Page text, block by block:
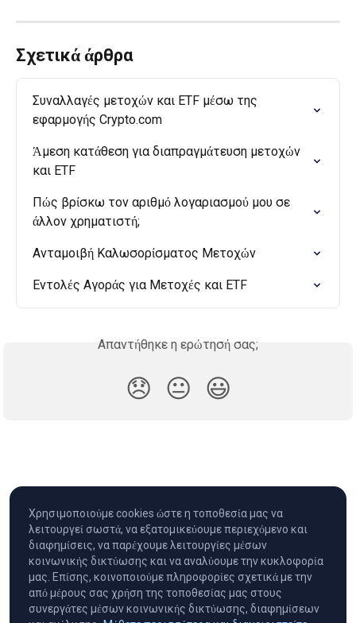
Σχετικά άρθρα
Συναλλαγές μετοχών και ETF μέσω της
εφαρμογής Crypto.com
Άμεση κατάθεση για διαπραγμάτευση μετοχών
και ETF
Πώς βρίσκω τον αριθμό λογαριασμού μου σε
άλλον χρηματιστή;
Ανταμοιβή Καλωσορίσματος Μετοχών
Εντολές Αγοράς για Μετοχές και ETF
Απαντήθηκε η ερώτησή σας;
😞 😐 😃
Χρησιμοποιούμε cookies ώστε η τοποθεσία μας να
λειτουργεί σωστά, να εξατομικεύουμε περιεχόμενο και
διαφημίσεις, να παρέχουμε λειτουργίες μέσων
κοινωνικής δικτύωσης και να αναλύουμε την κυκλοφορία
μας. Επίσης, κοινοποιούμε πληροφορίες σχετικά με την
από μέρους σας χρήση της τοποθεσίας μας στους
συνεργάτες μέσων κοινωνικής δικτύωσης, διαφημίσεων